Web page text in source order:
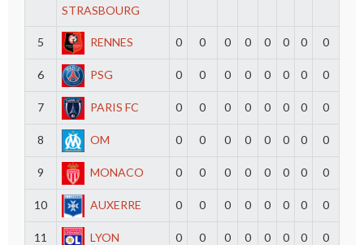
STRASBOURG
5 RENNES 0 0 0 0 0 0 0 0
6 PSG 0 0 0 0 0 0 0 0
7 PARIS FC 0 0 0 0 0 0 0 0
8 OM 0 0 0 0 0 0 0 0
9 MONACO 0 0 0 0 0 0 0 0
10 AUXERRE 0 0 0 0 0 0 0 0
11 LYON 0 0 0 0 0 0 0 0